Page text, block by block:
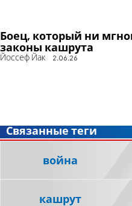
Боец, который ни
законы кашрута
Йоссеф Йак 2.06.26
Связанные теги
война
кашрут